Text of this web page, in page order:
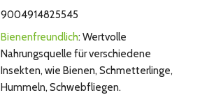
9004914825545
Bienenfreundlich: Wertvolle
Nahrungsquelle für verschiedene
Insekten, wie Bienen, Schmetterlinge,
Hummeln, Schwebfliegen.